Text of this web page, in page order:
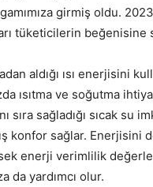
girmiş oldu.
tüketicilerin beğenisine
aldığı ısı enerjisini
ısıtma ve soğutma
sıra sağladığı sıcak su
konfor sağlar. Enerjisini
enerji verimlilik
da yardımcı olur.